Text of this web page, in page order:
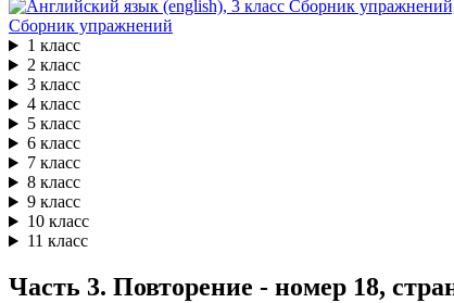
Сборник упражнений
1 класс
2 класс
3 класс
4 класс
5 класс
6 класс
7 класс
8 класс
9 класс
10 класс
11 класс
Часть 3. Повторение - номер 18,